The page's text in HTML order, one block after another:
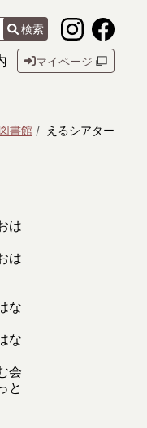
検索
マイページ
書館 えるシアター
は
は
な
な
会
と